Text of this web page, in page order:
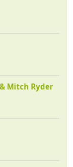
Mitch Ryder